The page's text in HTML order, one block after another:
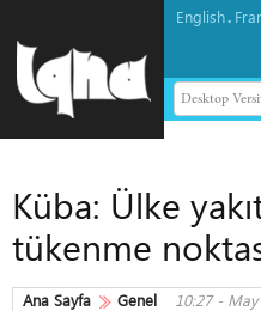
English.
Desktop
Küba: Ülke
tükenme
Ana Sayfa Genel 10:27 -